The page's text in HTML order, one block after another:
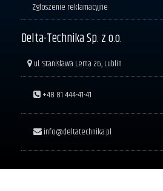
Zgłoszenie reklamacyjne
Delta-Technika Sp. z o.o.
ul. Stanisława Lema 26, Lublin
+48 81 444-41-41
info@deltatechnika.pl